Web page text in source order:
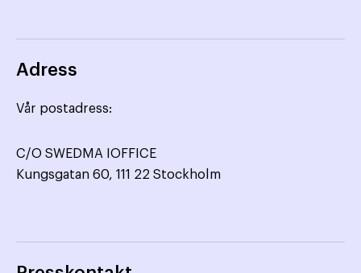
Adress
Vår postadress:
C/O SWEDMA IOFFICE
Kungsgatan 60, 111 22 Stockholm